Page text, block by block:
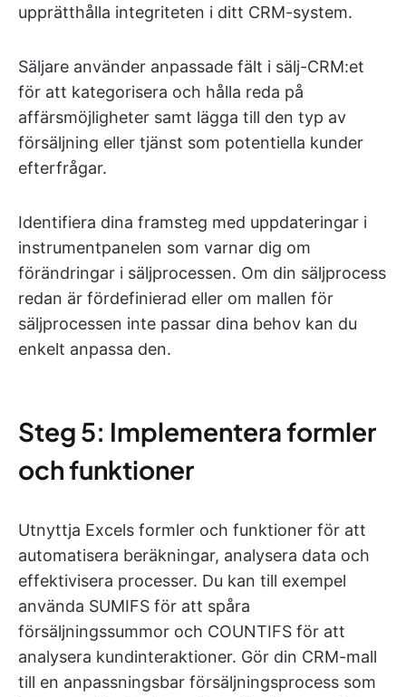
upprätthålla integriteten i ditt CRM-system.
Säljare använder anpassade fält i sälj-CRM:et
för att kategorisera och hålla reda på
affärsmöjligheter samt lägga till den typ av
försäljning eller tjänst som potentiella kunder
efterfrågar.
Identifiera dina framsteg med uppdateringar i
instrumentpanelen som varnar dig om
förändringar i säljprocessen. Om din säljprocess
redan är fördefinierad eller om mallen för
säljprocessen inte passar dina behov kan du
enkelt anpassa den.
Steg 5: Implementera formler
och funktioner
Utnyttja Excels formler och funktioner för att
automatisera beräkningar, analysera data och
effektivisera processer. Du kan till exempel
använda SUMIFS för att spåra
försäljningssummor och COUNTIFS för att
analysera kundinteraktioner. Gör din CRM-mall
till en anpassningsbar försäljningsprocess som